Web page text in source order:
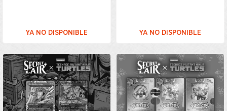
YA NO DISPONIBLE YA NO DISPONIBLE